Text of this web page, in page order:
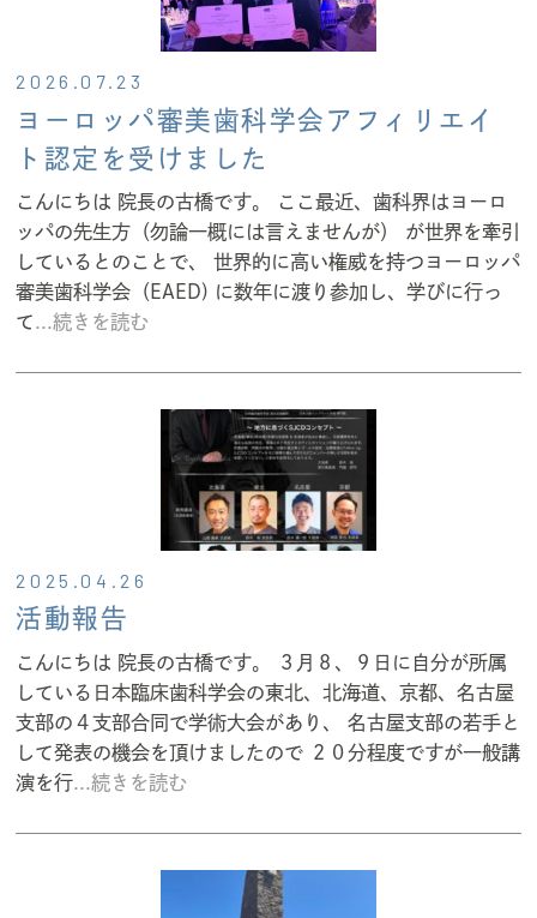
2026.07.23
ヨーロッパ審美歯科学会アフィリエイ
ト認定を受けました
こんにちは 院長の古橋です。 ここ最近、歯科界はヨーロ
ッパの先生方（勿論一概には言えませんが） が世界を牽引
しているとのことで、 世界的に高い権威を持つヨーロッパ
審美歯科学会（EAED) に数年に渡り参加し、学びに行っ
て
...続きを読む
2025.04.26
活動報告
こんにちは 院長の古橋です。 ３月８、９日に自分が所属
している日本臨床歯科学会の東北、北海道、京都、名古屋
支部の４支部合同で学術大会があり、 名古屋支部の若手と
して発表の機会を頂けましたので ２０分程度ですが一般講
演を行 ...続きを読む